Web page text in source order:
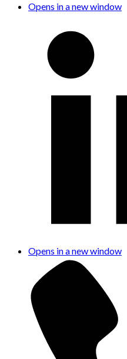
Opens in a new window
Opens in a new window